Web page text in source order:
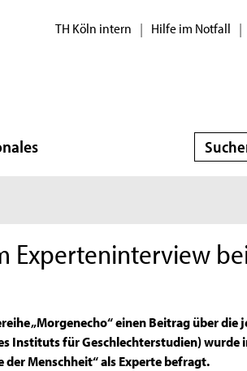
TH Köln intern | Hilfe im Notfall |
Suche
Experteninterview
„Morgenecho“ einen Beitrag über die
Instituts für Geschlechterstudien) wurde
der Menschheit“ als Experte befragt.